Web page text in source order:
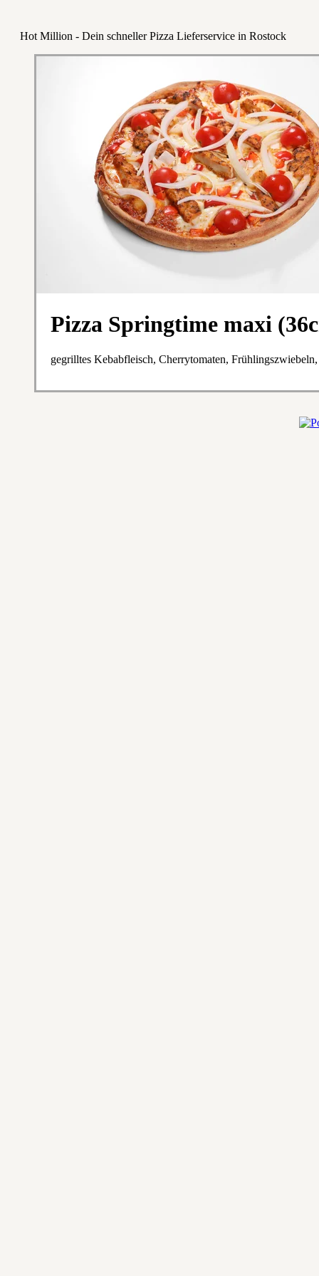
Hot Million - Dein schneller Pizza Lieferservice in Rostock
Pizza Springtime maxi
gegrilltes Kebabfleisch, Cherrytomaten,